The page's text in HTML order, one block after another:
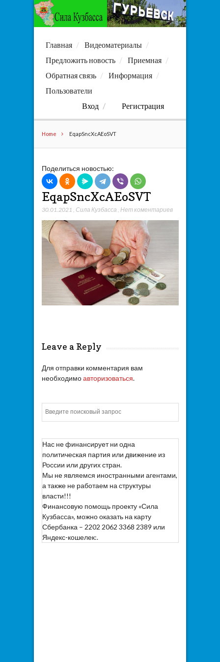
Главная
Видеоматериалы
Предложить новость
Приемная
Обратная связь
Информация
Пользователи
Вход
Регистрация
Home EqapSncXcAEoSVT
Поделиться новостью:
EqapSncXcAEoSVT
30.01.2021 Сила Кузбасса Нет коментариев
Leave a Reply
Для отправки комментария вам
необходимоавторизоваться.
Нас не финансирует ни одна
политическая партия или движение из
России или других стран.
Мы не являемся иностранными агентами,
а также не работаем на структуры
власти!!!
Финансовую помощь проекту «Сила
Кузбасса», можно оказать на карту
Сбербанка – 2202 2062 3368 2389 или
Яндекс-кошелек:.